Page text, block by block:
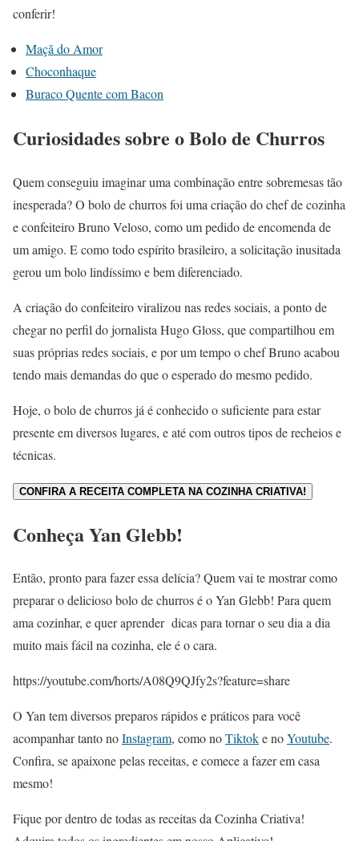
conferir!
Maçã do Amor
Choconhaque
Buraco Quente com Bacon
Curiosidades sobre o Bolo de Churros
Quem conseguiu imaginar uma combinação entre sobremesas tão
inesperada? O bolo de churros foi uma criação do chef de cozinha
e confeiteiro Bruno Veloso, como um pedido de encomenda de
um amigo. E como todo espírito brasileiro, a solicitação inusitada
gerou um bolo lindíssimo e bem diferenciado.
A criação do confeiteiro viralizou nas redes sociais, a ponto de
chegar no perfil do jornalista Hugo Gloss, que compartilhou em
suas próprias redes sociais, e por um tempo o chef Bruno acabou
tendo mais demandas do que o esperado do mesmo pedido.
Hoje, o bolo de churros já é conhecido o suficiente para estar
presente em diversos lugares, e até com outros tipos de recheios e
técnicas.
CONFIRA A RECEITA COMPLETA NA COZINHA CRIATIVA!
Conheça Yan Glebb!
Então, pronto para fazer essa delícia? Quem vai te mostrar como
preparar o delicioso bolo de churros é o Yan Glebb! Para quem
ama cozinhar, e quer aprender dicas para tornar o seu dia a dia
muito mais fácil na cozinha, ele é o cara.
https://youtube.com/horts/A08Q9QJfy2s?feature=share
O Yan tem diversos preparos rápidos e práticos para você
acompanhar tanto noInstagram, como noTiktoke noYoutube.
Confira, se apaixone pelas receitas, e comece a fazer em casa
mesmo!
Fique por dentro de todas as receitas da Cozinha Criativa!